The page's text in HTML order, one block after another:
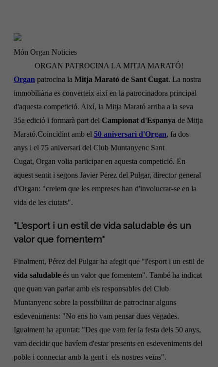
Món Organ Noticies
ORGAN PATROCINA LA MITJA MARATÓ!
Organ patrocina la Mitja Marató de Sant Cugat. La nostra
immobiliària es converteix així en la patrocinadora principal
d'aquesta competició. Així, la Mitja Marató arriba a la seva
35a edició i formarà part del Campionat d'Espanya de Mitja
Marató.Coincidint amb el 50 aniversari d'Organ, fa dos
anys i el 75 aniversari del Club Muntanyenc Sant
Cugat, Organ volia participar en aquesta competició. En
aquest sentit i segons Javier Pérez del Pulgar, director general
d'Organ: "creiem que les empreses han d'involucrar-se en la
vida de les ciutats".
"L'esport i un estil de vida saludable és un
valor que fomentem"
Finalment, Pérez del Pulgar ha afegit que "l'esport i un estil de
vida saludable és un valor que fomentem". També ha indicat
que quan van parlar amb els responsables del Club
Muntanyenc sobre la possibilitat de patrocinar alguns
esdeveniments: "No ens ho vam pensar dues vegades.
Igualment ha apuntat: "Des que vam fer la festa dels 50 anys,
vam decidir que havíem d'estar presents en esdeveniments del
poble i connectar amb la gent i els nostres veïns".